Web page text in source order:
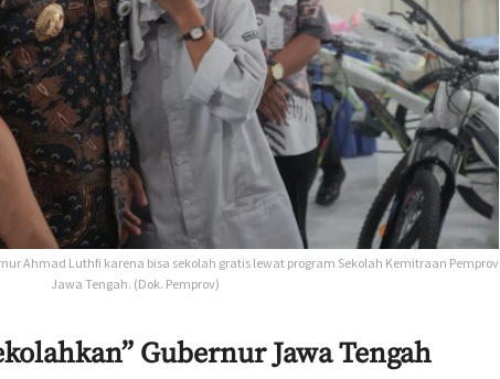
Ahmad Luthfi karena bisa sekolah gratis lewat program Sekolah Kemitraan Pemprov
Jawa Tengah. (Dok. Pemprov)
Gubernur Jawa Tengah